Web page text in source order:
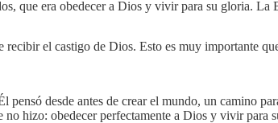
que era obedecer a Dios y vivir para su gloria. La
recibir el castigo de Dios. Esto es muy importante
pensó desde antes de crear el mundo, un camino
hizo: obedecer perfectamente a Dios y vivir para